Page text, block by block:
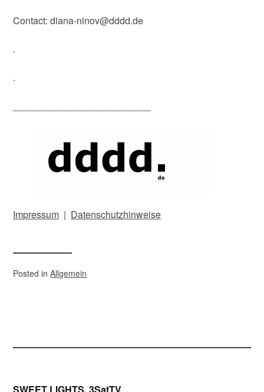
Contact: diana-ninov@dddd.de
.
.
Impressum | Datenschutzhinweise
Posted inAllgemein
Beitragsnavigation